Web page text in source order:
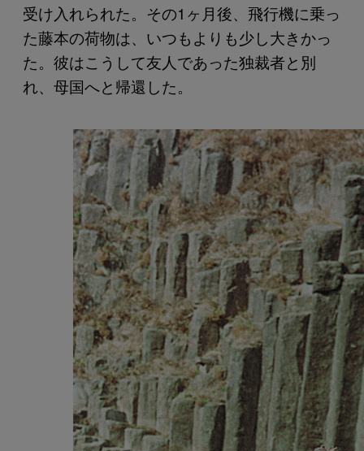
受け入れられた。その1ヶ月後、飛行機に乗っ
た藤本の荷物は、いつもよりも少し大きかっ
た。彼はこうして友人であった独裁者と別
れ、母国へと帰還した。